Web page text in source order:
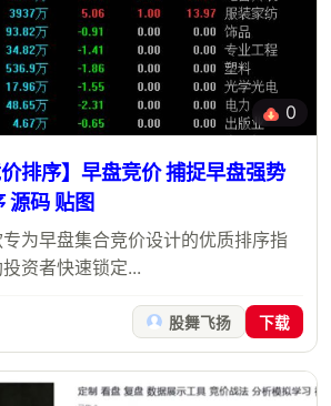
0
排序】早盘竞价 捕捉早盘强势
源码 贴图
为早盘集合竞价设计的优质排序指
资者快速锁定...
股舞飞扬 下载